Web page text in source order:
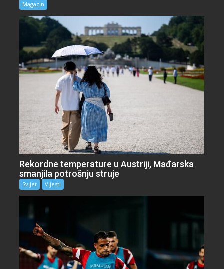
Magazin
Rekordne temperature u Austriji, Mađarska
smanjila potrošnju struje
Svijet Vijesti